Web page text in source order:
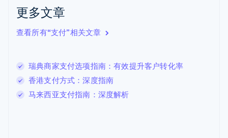
更多文章
查看所有“支付”相关文章
瑞典商家支付选项指南：有效提升客户转化率
香港支付方式：深度指南
马来西亚支付指南：深度解析
English
English
卢森堡
罗马尼亚
English